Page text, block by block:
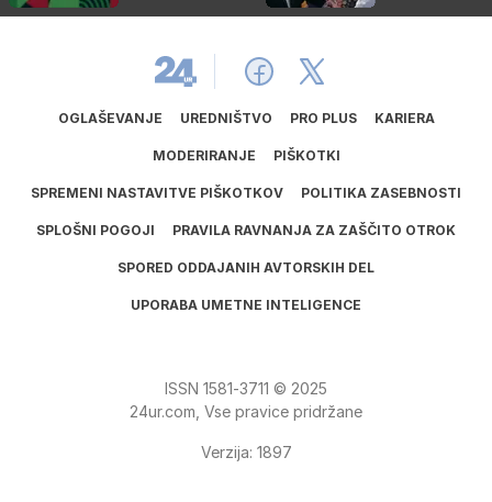
OGLAŠEVANJE UREDNIŠTVO PRO PLUS KARIERA
MODERIRANJE PIŠKOTKI
SPREMENI NASTAVITVE PIŠKOTKOV POLITIKA ZASEBNOSTI
SPLOŠNI POGOJI PRAVILA RAVNANJA ZA ZAŠČITO OTROK
SPORED ODDAJANIH AVTORSKIH DEL
UPORABA UMETNE INTELIGENCE
ISSN 1581‑3711 © 2025
24ur.com, Vse pravice pridržane
Verzija: 1897